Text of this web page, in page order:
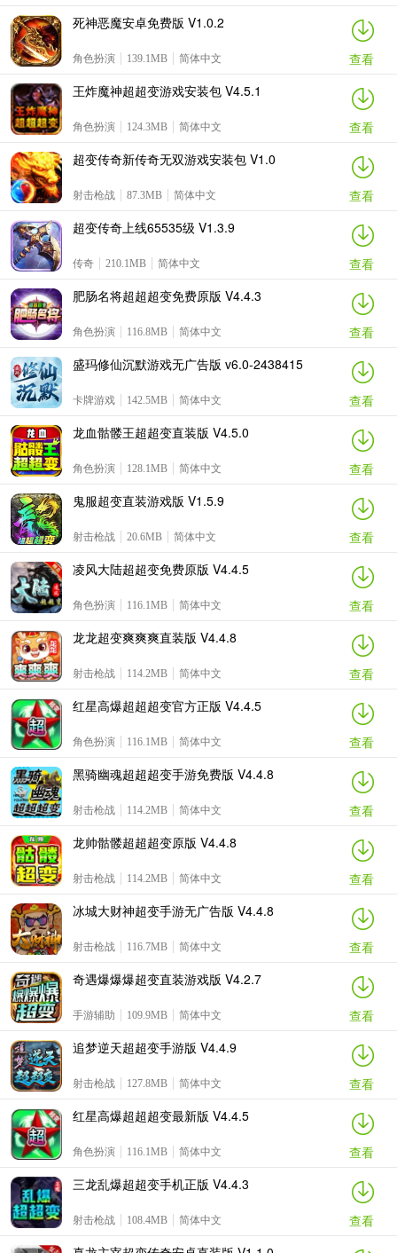
死神恶魔安卓免费版 V1.0.2
角色扮演 139.1MB 简体中文
查看
王炸魔神超超变游戏安装包 V4.5.1
角色扮演 124.3MB 简体中文
查看
超变传奇新传奇无双游戏安装包 V1.0
射击枪战 87.3MB 简体中文
查看
超变传奇上线65535级 V1.3.9
传奇 210.1MB 简体中文
查看
肥肠名将超超超变免费原版 V4.4.3
角色扮演 116.8MB 简体中文
查看
盛玛修仙沉默游戏无广告版 v6.0-2438415
卡牌游戏 142.5MB 简体中文
查看
龙血骷髅王超超变直装版 V4.5.0
角色扮演 128.1MB 简体中文
查看
鬼服超变直装游戏版 V1.5.9
射击枪战 20.6MB 简体中文
查看
凌风大陆超超变免费原版 V4.4.5
角色扮演 116.1MB 简体中文
查看
龙龙超变爽爽爽直装版 V4.4.8
射击枪战 114.2MB 简体中文
查看
红星高爆超超超变官方正版 V4.4.5
角色扮演 116.1MB 简体中文
查看
黑骑幽魂超超超变手游免费版 V4.4.8
射击枪战 114.2MB 简体中文
查看
龙帅骷髅超超超变原版 V4.4.8
射击枪战 114.2MB 简体中文
查看
冰城大财神超变手游无广告版 V4.4.8
射击枪战 116.7MB 简体中文
查看
奇遇爆爆爆超变直装游戏版 V4.2.7
手游辅助 109.9MB 简体中文
查看
追梦逆天超超变手游版 V4.4.9
射击枪战 127.8MB 简体中文
查看
红星高爆超超超变最新版 V4.4.5
角色扮演 116.1MB 简体中文
查看
三龙乱爆超超变手机正版 V4.4.3
射击枪战 108.4MB 简体中文
查看